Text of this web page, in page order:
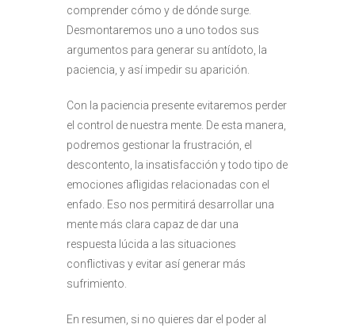
comprender cómo y de dónde surge.
Desmontaremos uno a uno todos sus
argumentos para generar su antídoto, la
paciencia, y así impedir su aparición.
Con la paciencia presente evitaremos perder
el control de nuestra mente. De esta manera,
podremos gestionar la frustración, el
descontento, la insatisfacción y todo tipo de
emociones afligidas relacionadas con el
enfado. Eso nos permitirá desarrollar una
mente más clara capaz de dar una
respuesta lúcida a las situaciones
conflictivas y evitar así generar más
sufrimiento.
En resumen, si no quieres dar el poder al